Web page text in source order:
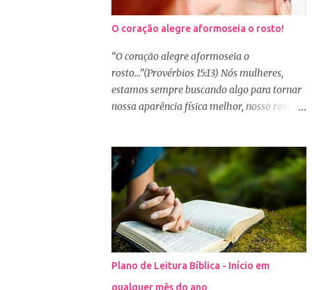
O coração alegre aformoseia o rosto!
“O coração alegre aformoseia o
rosto...”(Provérbios 15:13) Nós mulheres,
estamos sempre buscando algo para tornar
nossa aparência física melhor, nosso rosto
cosméticos e produtos de beleza. No Youtube
por exemplo, os canais com mais seguidores
são das blogueiras que dão dicas de beleza,
ensinam a se maquiar e testam produtos.
Não é errado gostar de se cuidar e buscar
conhecimento de como ficar mais bonita e
atraente. Eu também gosto de maquiagem e
dicas de beleza, no entanto, precisamos
Plano de Leitura Bíblica - Início em
qualquer mês do ano